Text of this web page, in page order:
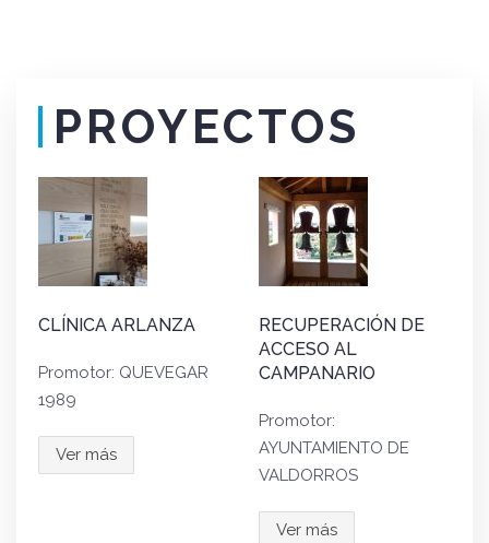
PROYECTOS
CLÍNICA ARLANZA
Promotor: QUEVEGAR
1989
Ver más
RECUPERACIÓN DE
ACCESO AL
CAMPANARIO
Promotor:
AYUNTAMIENTO DE
VALDORROS
Ver más